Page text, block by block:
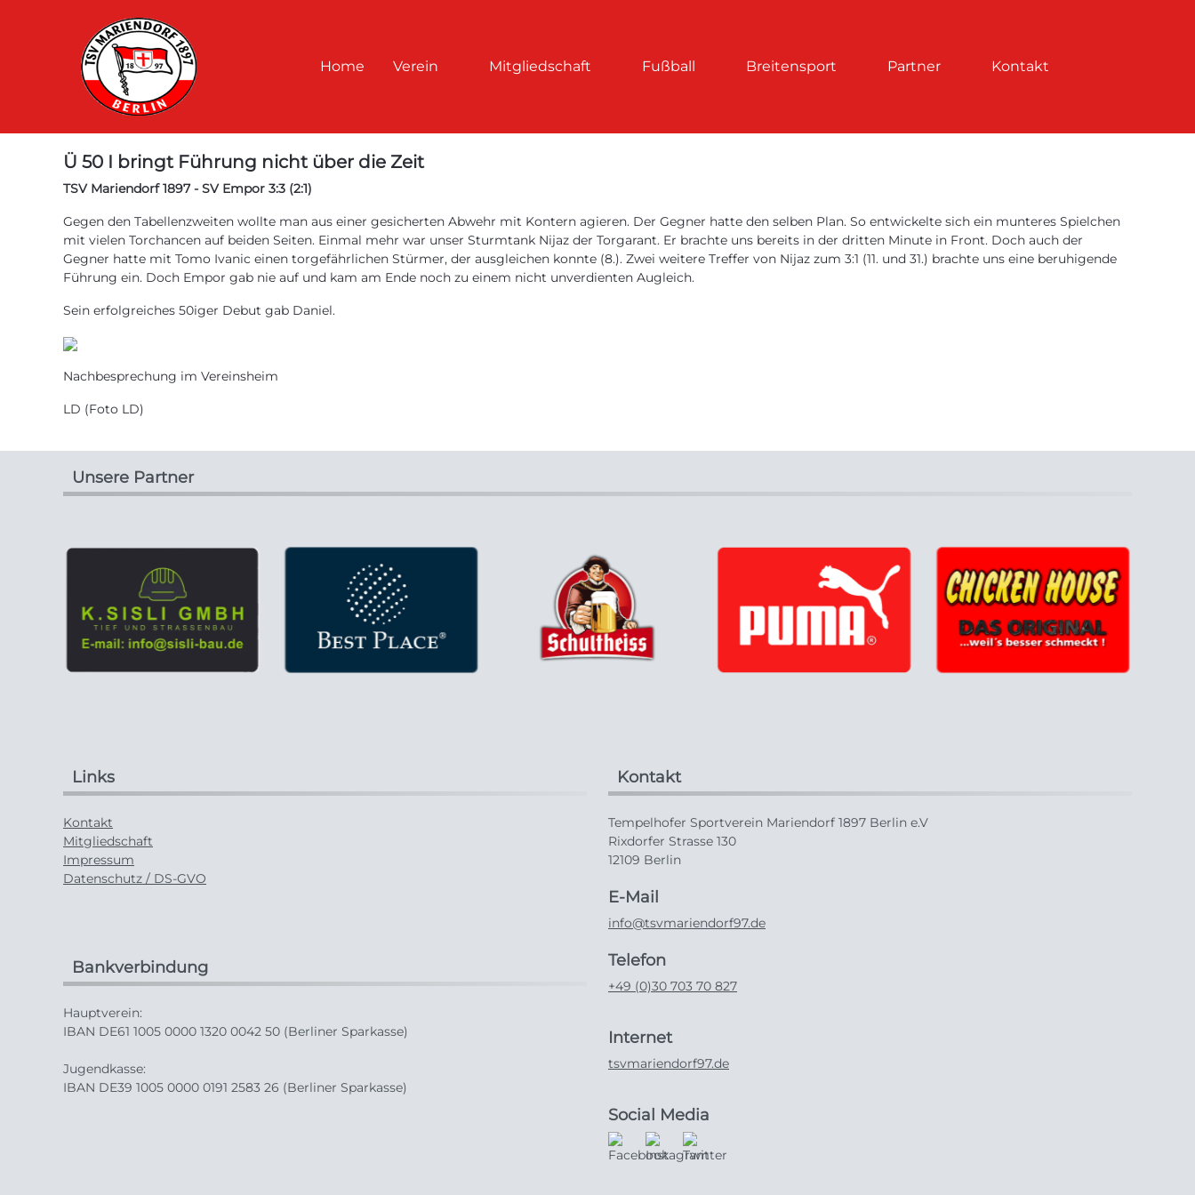
Home Verein Mitgliedschaft Fußball Breitensport Partner Kontakt
Ü 50 I bringt Führung nicht über die Zeit
TSV Mariendorf 1897 - SV Empor 3:3 (2:1)
Gegen den Tabellenzweiten wollte man aus einer gesicherten Abwehr mit Kontern agieren. Der Gegner hatte den selben Plan. So entwickelte sich ein munteres Spielchen
mit vielen Torchancen auf beiden Seiten. Einmal mehr war unser Sturmtank Nijaz der Torgarant. Er brachte uns bereits in der dritten Minute in Front. Doch auch der
Gegner hatte mit Tomo Ivanic einen torgefährlichen Stürmer, der ausgleichen konnte (8.). Zwei weitere Treffer von Nijaz zum 3:1 (11. und 31.) brachte uns eine beruhigende
Führung ein. Doch Empor gab nie auf und kam am Ende noch zu einem nicht unverdienten Augleich.
Sein erfolgreiches 50iger Debut gab Daniel.
Nachbesprechung im Vereinsheim
LD (Foto LD)
Unsere Partner
Links
Kontakt
Mitgliedschaft
Impressum
Datenschutz / DS-GVO
Bankverbindung
Hauptverein:
IBAN DE61 1005 0000 1320 0042 50 (Berliner Sparkasse)
Jugendkasse:
IBAN DE39 1005 0000 0191 2583 26 (Berliner Sparkasse)
Kontakt
Tempelhofer Sportverein Mariendorf 1897 Berlin e.V
Rixdorfer Strasse 130
12109 Berlin
E-Mail
info@tsvmariendorf97.de
Telefon
+49 (0)30 703 70 827
Internet
tsvmariendorf97.de
Social Media